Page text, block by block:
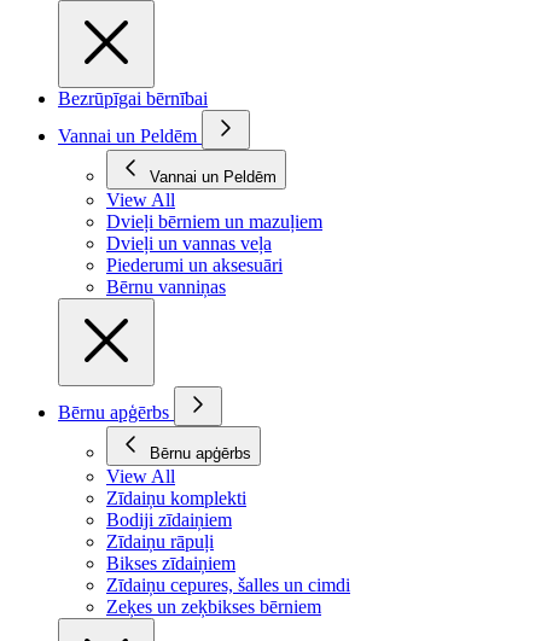
Bezrūpīgai bērnībai
Vannai un Peldēm
Vannai un Peldēm
View All
Dvieļi bērniem un mazuļiem
Dvieļi un vannas veļa
Piederumi un aksesuāri
Bērnu vanniņas
Bērnu apģērbs
Bērnu apģērbs
View All
Zīdaiņu komplekti
Bodiji zīdaiņiem
Zīdaiņu rāpuļi
Bikses zīdaiņiem
Zīdaiņu cepures, šalles un cimdi
Zeķes un zeķbikses bērniem